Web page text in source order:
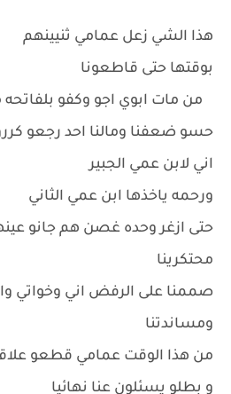
هذا الشي زعل عمامي ثنيينهم
بوقتها حتى قاطعونا
من مات ابوي اجو وكفو بلفاتحه
حسو ضعفنا ومالنا احد رجعو
اني لابن عمي الجبير
ورحمه ياخذها ابن عمي الثاني
حتى ازغر وحده غصن هم جانو
محتكرينا
صممنا على الرفض اني وخواتي
ومساندتنا
من هذا الوقت عمامي قطعو
و بطلو يسئلون عنا نهائيا